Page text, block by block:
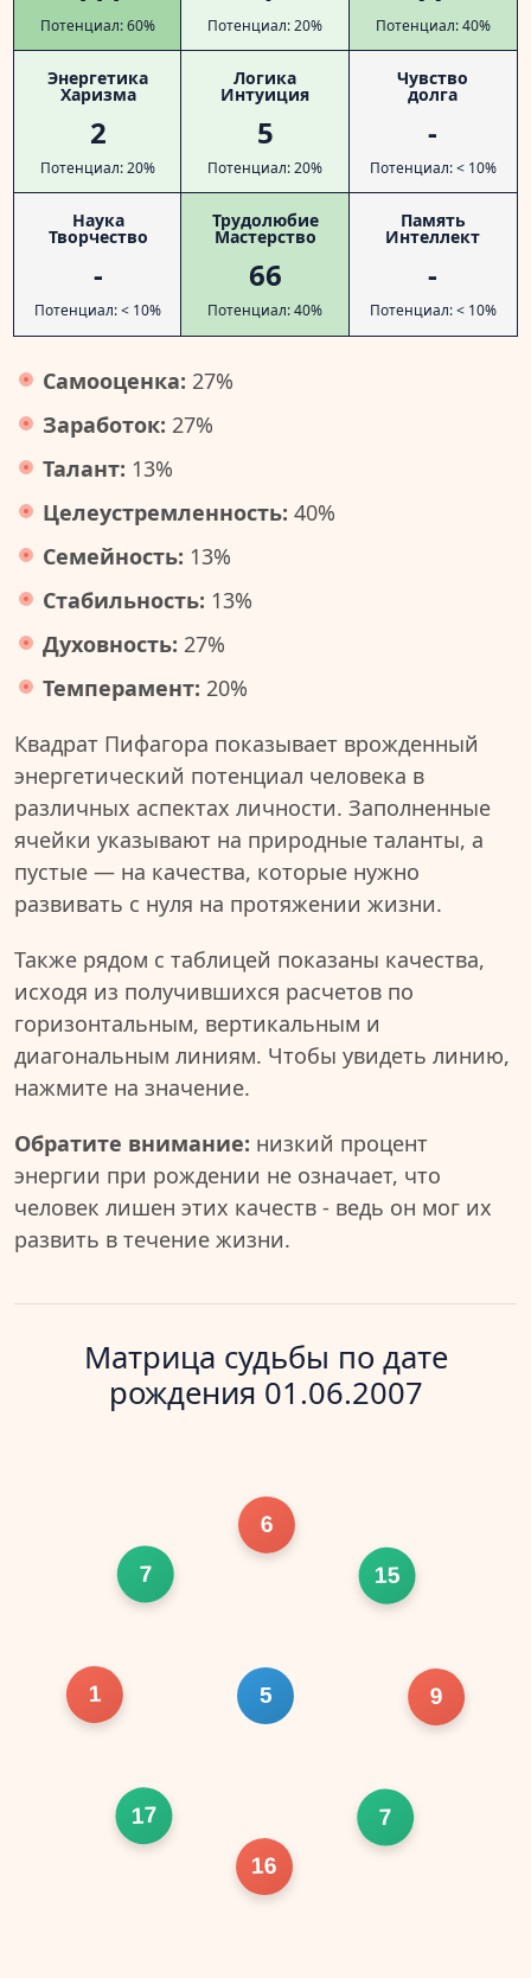
Потенциал: 60% Потенциал: 20% Потенциал: 40%
Энергетика
Харизма
2
Потенциал: 20%
Логика
Интуиция
5
Потенциал: 20%
Чувство
долга
-
Потенциал: < 10%
Наука
Творчество
-
Потенциал: < 10%
Трудолюбие
Мастерство
66
Потенциал: 40%
Память
Интеллект
-
Потенциал: < 10%
Самооценка: 27%
Заработок: 27%
Талант: 13%
Целеустремленность: 40%
Семейность: 13%
Стабильность: 13%
Духовность: 27%
Темперамент: 20%
Квадрат Пифагора показывает врожденный
энергетический потенциал человека в
различных аспектах личности. Заполненные
ячейки указывают на природные таланты, а
пустые — на качества, которые нужно
развивать с нуля на протяжении жизни.
Также рядом с таблицей показаны качества,
исходя из получившихся расчетов по
горизонтальным, вертикальным и
диагональным линиям. Чтобы увидеть линию,
нажмите на значение.
Обратите внимание: низкий процент
энергии при рождении не означает, что
человек лишен этих качеств - ведь он мог их
развить в течение жизни.
Матрица судьбы по дате
рождения 01.06.2007
1
6
9
16
7 15
7
17
5